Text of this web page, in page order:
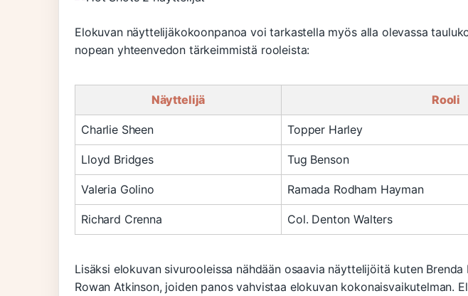
Elokuvan näyttelijäkokoonpanoa voi tarkastella myös alla olevassa
nopean yhteenvedon tärkeimmistä rooleista:
Näyttelijä Rooli
Charlie Sheen Topper Harley
Lloyd Bridges Tug Benson
Valeria Golino Ramada Rodham Hayman
Richard Crenna Col. Denton Walters
Lisäksi elokuvan sivurooleissa nähdään osaavia näyttelijöitä kuten Brenda
Rowan Atkinson, joiden panos vahvistaa elokuvan kokonaisvaikutelman.